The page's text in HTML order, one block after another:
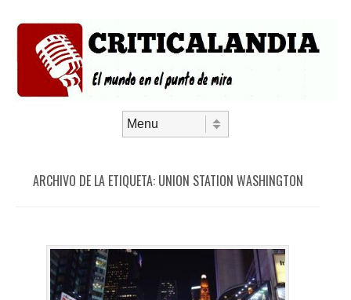
ARCHIVO DE LA ETIQUETA: UNION STATION WASHINGTON